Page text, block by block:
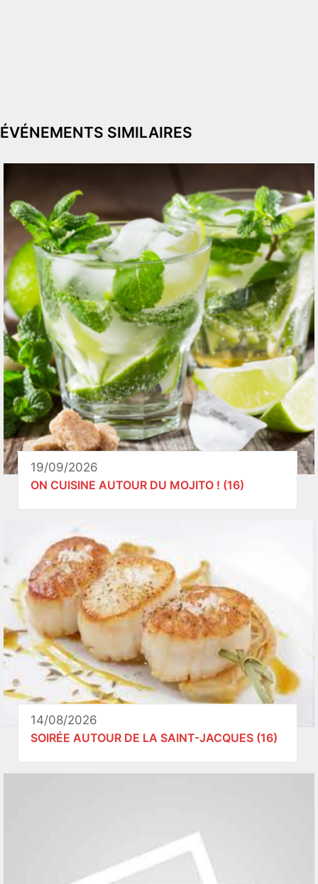
ÉVÉNEMENTS SIMILAIRES
19/09/2026
ON CUISINE AUTOUR DU MOJITO ! (16)
14/08/2026
SOIRÉE AUTOUR DE LA SAINT-JACQUES (16)